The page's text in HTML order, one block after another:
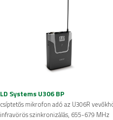
LD Systems U306 BP
csíptetős mikrofon adó az U306R
infravörös szinkronizálás, 655-679 MHz